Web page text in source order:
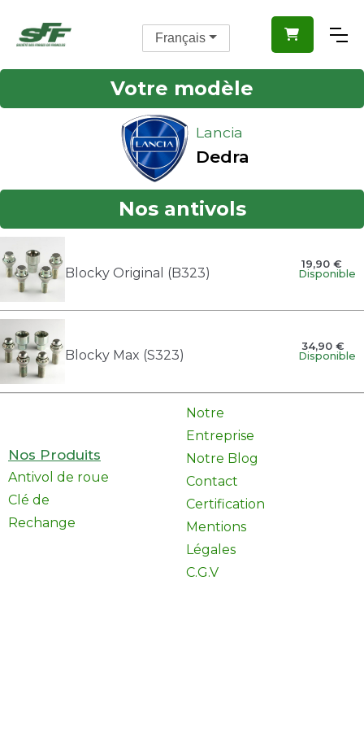

Votre modèle
Lancia
Dedra
Nos antivols
Blocky Original (B323)
19,90 €
Disponible
Blocky Max (S323)
34,90 €
Disponible
Nos Produits
Antivol de roue
Clé de
Rechange
Notre
Entreprise
Notre Blog
Contact
Certification
Mentions
Légales
C.G.V
Français